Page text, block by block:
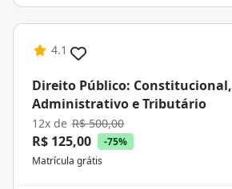
4.1
Direito Público: Constitucional,
Administrativo e Tributário
12x de R$ 500,00
R$ 125,00
-75%
Matrícula grátis